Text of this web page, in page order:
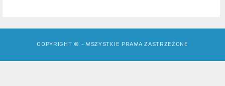
COPYRIGHT © - WSZYSTKIE PRAWA ZASTRZEŻONE